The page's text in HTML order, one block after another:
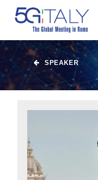
SPEAKER